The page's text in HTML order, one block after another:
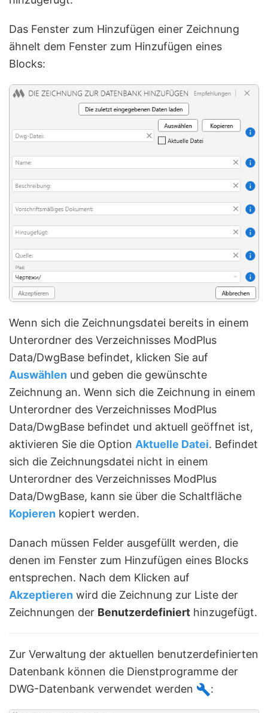
Das Fenster zum Hinzufügen einer Zeichnung
ähnelt dem Fenster zum Hinzufügen eines
Blocks:
Wenn sich die Zeichnungsdatei bereits in einem
Unterordner des Verzeichnisses ModPlus
Data/DwgBase befindet, klicken Sie auf
Auswählen und geben die gewünschte
Zeichnung an. Wenn sich die Zeichnung in einem
Unterordner des Verzeichnisses ModPlus
Data/DwgBase befindet und aktuell geöffnet ist,
aktivieren Sie die Option Aktuelle Datei. Befindet
sich die Zeichnungsdatei nicht in einem
Unterordner des Verzeichnisses ModPlus
Data/DwgBase, kann sie über die Schaltfläche
Kopieren kopiert werden.
Danach müssen Felder ausgefüllt werden, die
denen im Fenster zum Hinzufügen eines Blocks
entsprechen. Nach dem Klicken auf
Akzeptieren wird die Zeichnung zur Liste der
Zeichnungen der Benutzerdefiniert hinzugefügt.
Zur Verwaltung der aktuellen benutzerdefinierten
Datenbank können die Dienstprogramme der
DWG-Datenbank verwendet werden
: